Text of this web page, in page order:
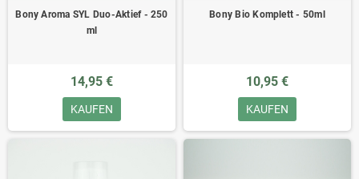
Bony Aroma SYL Duo-Aktief - 250
ml
14,95 €
KAUFEN
Bony Bio Komplett - 50ml
10,95 €
KAUFEN